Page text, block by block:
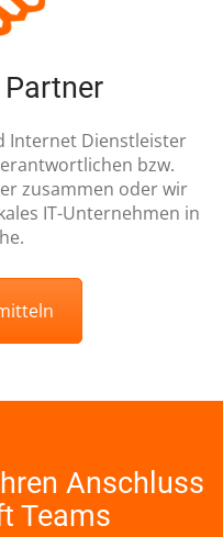
Internet Dienstleister
bzw.
zusammen oder wir
IT-Unternehmen in
Anschluss
Teams